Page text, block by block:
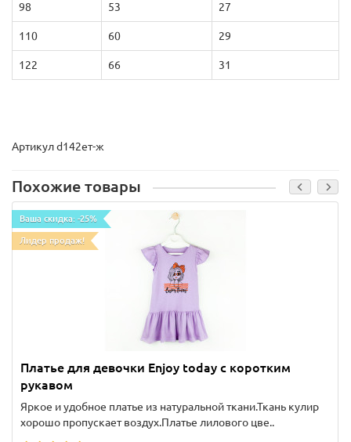
98 53 27
110 60 29
122 66 31
Артикул d142ет-ж
Похожие товары
Ваша скидка: -25%
Лидер продаж!
Платье для девочки Enjoy today с коротким
рукавом
Яркое и удобное платье из натуральной ткани.Ткань кулир
хорошо пропускает воздух.Платье лилового цве..